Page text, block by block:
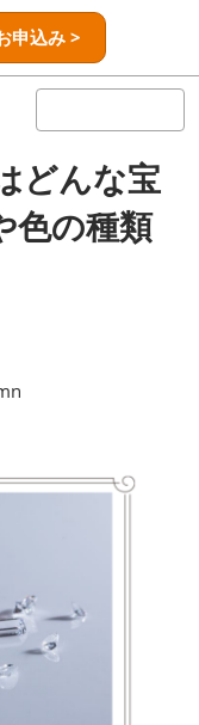
申込み >
ジ
ビ
ゲ
ー
シ
ョ
どんな宝
色の種類